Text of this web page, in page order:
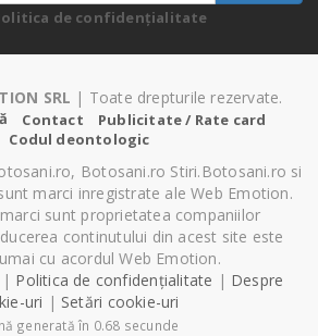
de confidențialitate
SRL | Toate drepturile rezervate.
Contact
Publicitate / Rate card
Codul deontologic
Botosani.ro Stiri.Botosani.ro si
marci inregistrate ale Web Emotion.
sunt proprietatea companiilor
continutului din acest site este
cu acordul Web Emotion.
| Politica de confidențialitate | Despre
uri | Setări cookie-uri
generată în 0.68 secunde